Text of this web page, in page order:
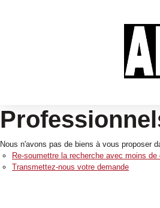
Nous n'avons pas de biens à vous proposer
Re-soumettre la recherche avec moins de
Transmettez-nous votre demande